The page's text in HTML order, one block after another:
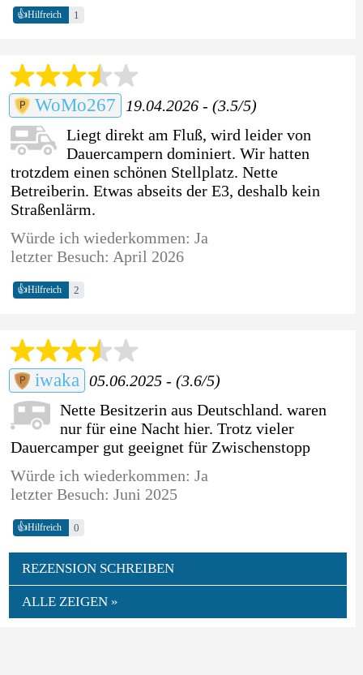
👍Hilfreich 1
WoMo267
19.04.2026 - (3.5/5)
Liegt direkt am Fluß, wird leider von
Dauercampern dominiert. Wir hatten
trotzdem einen schönen Stellplatz. Nette
Betreiberin. Etwas abseits der E3, deshalb kein
Straßenlärm.
Würde ich wiederkommen: Ja
letzter Besuch: April 2026
👍Hilfreich 2
iwaka 05.06.2025 - (3.6/5)
Nette Besitzerin aus Deutschland. waren
nur für eine Nacht hier. Trotz vieler
Dauercamper gut geeignet für Zwischenstopp
Würde ich wiederkommen: Ja
letzter Besuch: Juni 2025
👍Hilfreich 0
REZENSION SCHREIBEN
ALLE ZEIGEN »